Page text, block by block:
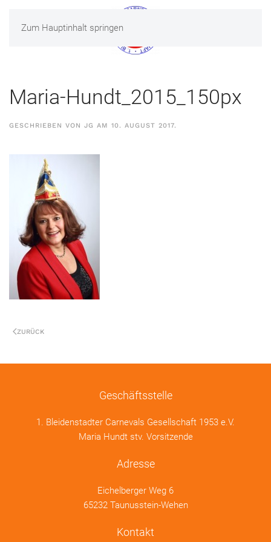
Zum Hauptinhalt springen
MENÜ
Maria-Hundt_2015_150px
GESCHRIEBEN VON JG AM 10. AUGUST 2017.
ZURÜCK
Geschäftsstelle
1. Bleidenstadter Carnevals Gesellschaft 1953 e.V.
Maria Hundt stv. Vorsitzende
Adresse
Eichelberger Weg 6
65232 Taunusstein-Wehen
Kontakt